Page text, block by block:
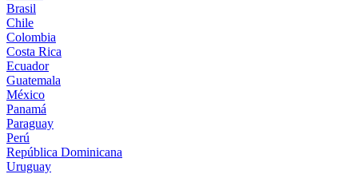
Brasil
Chile
Colombia
Costa Rica
Ecuador
Guatemala
México
Panamá
Paraguay
Perú
República Dominicana
Uruguay